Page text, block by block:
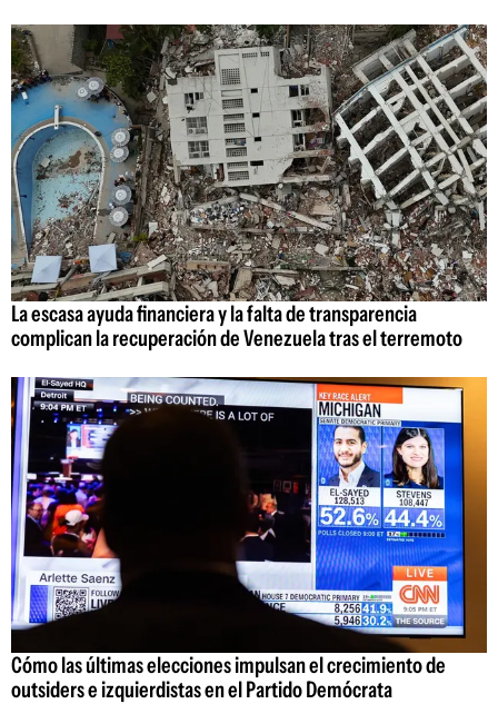
La escasa ayuda financiera y la falta de transparencia
complican la recuperación de Venezuela tras el terremoto
Cómo las últimas elecciones impulsan el crecimiento de
outsiders e izquierdistas en el Partido Demócrata